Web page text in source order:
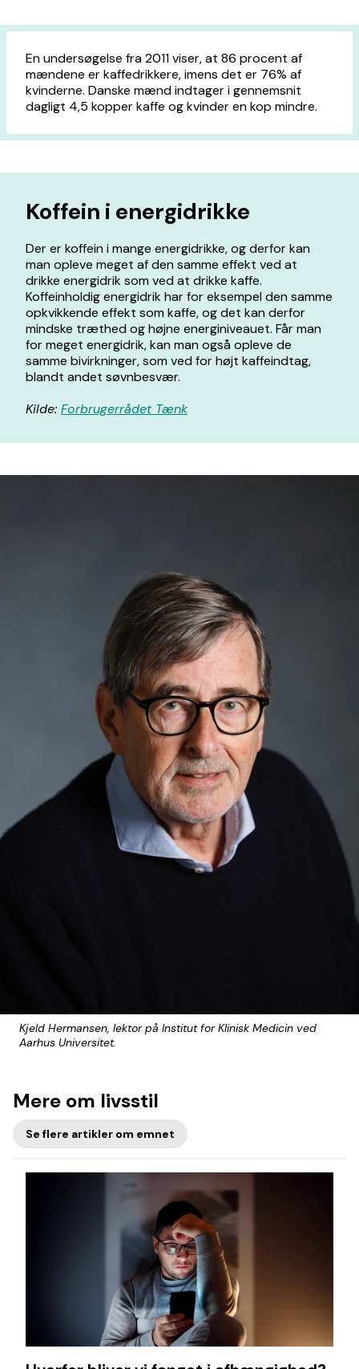
En undersøgelse fra 2011 viser, at 86 procent af
mændene er kaffedrikkere, imens det er 76% af
kvinderne. Danske mænd indtager i gennemsnit
dagligt 4,5 kopper kaffe og kvinder en kop mindre.
Koffein i energidrikke
Der er koffein i mange energidrikke, og derfor kan
man opleve meget af den samme effekt ved at
drikke energidrik som ved at drikke kaffe.
Koffeinholdig energidrik har for eksempel den samme
opkvikkende effekt som kaffe, og det kan derfor
mindske træthed og højne energiniveauet. Får man
for meget energidrik, kan man også opleve de
samme bivirkninger, som ved for højt kaffeindtag,
blandt andet søvnbesvær.
Kilde: Forbrugerrådet Tænk
Kjeld Hermansen, lektor på Institut for Klinisk Medicin ved
Aarhus Universitet.
Mere om livsstil
Se flere artikler om emnet